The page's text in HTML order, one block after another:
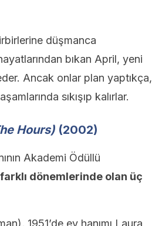
düşmanca
bıkan April, yeni
Ancak onlar plan yaptıkça,
sıkışıp kalırlar.
Hours) (2002)
Akademi Ödüllü
dönemlerinde olan üç
1951’de ev hanımı Laura